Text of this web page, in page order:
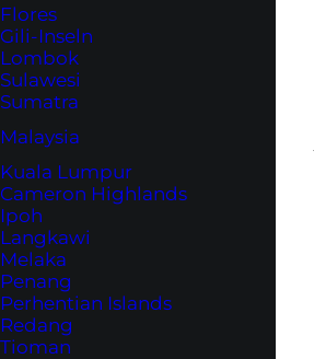
Flores
Gili-Inseln
Lombok
Sulawesi
Sumatra
Malaysia
Kuala Lumpur
Cameron Highlands
Ipoh
Langkawi
Melaka
Penang
Perhentian Islands
Redang
Tioman